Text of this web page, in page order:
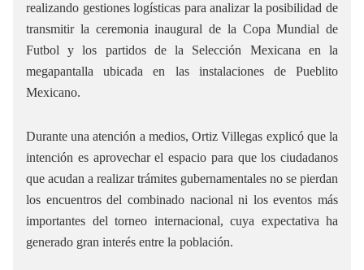
realizando gestiones logísticas para analizar la posibilidad de
transmitir la ceremonia inaugural de la Copa Mundial de
Futbol y los partidos de la Selección Mexicana en la
megapantalla ubicada en las instalaciones de Pueblito
Mexicano.
Durante una atención a medios, Ortiz Villegas explicó que la
intención es aprovechar el espacio para que los ciudadanos
que acudan a realizar trámites gubernamentales no se pierdan
los encuentros del combinado nacional ni los eventos más
importantes del torneo internacional, cuya expectativa ha
generado gran interés entre la población.